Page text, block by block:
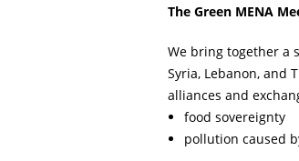
The Green MENA
We bring together a
Syria, Lebanon, and
alliances and
food sovereignty
pollution caused